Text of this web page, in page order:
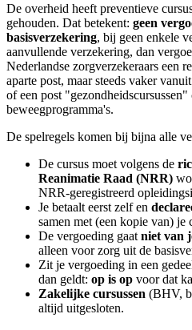
De overheid heeft preventieve
gehouden. Dat betekent: geen
basisverzekering, bij geen enkele
aanvullende verzekering, dan
Nederlandse zorgverzekeraars een
aparte post, maar steeds vaker
of een post
beweegprogramma's.
De spelregels komen bij bijna alle
De cursus moet volgens de
Reanimatie Raad (NRR)
NRR-geregistreerd
Je betaalt eerst zelf en
samen met (een kopie van) je
De vergoeding gaat niet van
alleen voor zorg uit de
Zit je vergoeding in een
dan geldt: op is op voor dat
Zakelijke cursussen (BHV,
altijd uitgesloten.